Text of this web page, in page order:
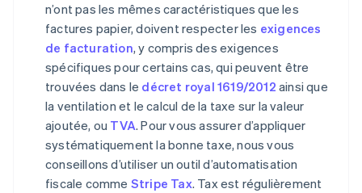
n’ont pas les mêmes caractéristiques que les
factures papier, doivent respecter les exigences
de facturation, y compris des exigences
spécifiques pour certains cas, qui peuvent être
trouvées dans le décret royal 1619/2012 ainsi que
la ventilation et le calcul de la taxe sur la valeur
ajoutée, ou TVA. Pour vous assurer d’appliquer
systématiquement la bonne taxe, nous vous
conseillons d’utiliser un outil d’automatisation
fiscale comme Stripe Tax. Tax est régulièrement